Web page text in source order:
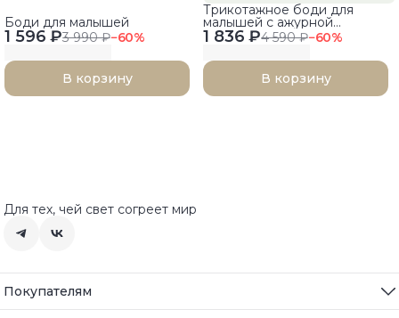
1 596 ₽3 990 ₽−60%
Боди для малышей
В корзину
1 836 ₽4 590 ₽−60%
Трикотажное боди для
малышей с ажурной
горловиной
В корзину
Для тех, чей свет согреет мир
Покупателям